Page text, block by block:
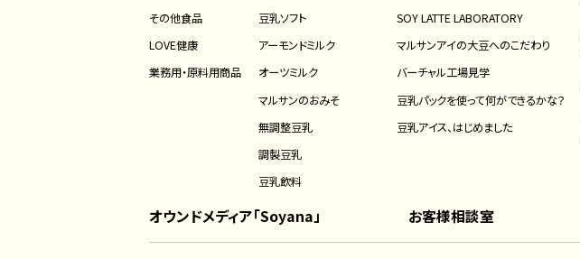
その他食品
LOVE健康
業務用・原料用商品
豆乳ソフト
アーモンドミルク
オーツミルク
マルサンのおみそ
無調整豆乳
調製豆乳
豆乳飲料
SOY LATTE LABORATORY
マルサンアイの大豆へのこだわり
バーチャル工場見学
豆乳パックを使って何ができるかな？
豆乳アイス、はじめました
オウンドメディア「Soyana」 お客様相談室